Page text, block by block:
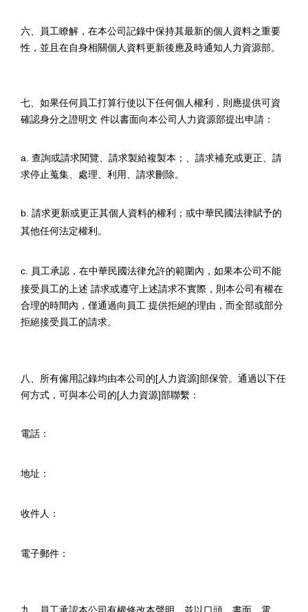
六、員工瞭解，在本公司記錄中保持其最新的個人資料之重要
性，並且在自身相關個人資料更新後應及時通知人力資源部。
七、如果任何員工打算行使以下任何個人權利，則應提供可資
確認身分之證明文 件以書面向本公司人力資源部提出申請：
a. 查詢或請求閱覽、請求製給複製本；、請求補充或更正、請
求停止蒐集、處理、利用、請求刪除。
b. 請求更新或更正其個人資料的權利；或中華民國法律賦予的
其他任何法定權利。
c.
員工承認，在中華民國法律允許的範圍內，如果本公司不能
接受員工的上述 請求或遵守上述請求不實際，則本公司有權在
合理的時間內，僅通過向員工 提供拒絕的理由，而全部或部分
拒絕接受員工的請求。
八、所有僱用記錄均由本公司的[人力資源]部保管。通過以下任
何方式，可與本公司的[人力資源]部聯繫：
電話：
地址：
收件人：
電子郵件：